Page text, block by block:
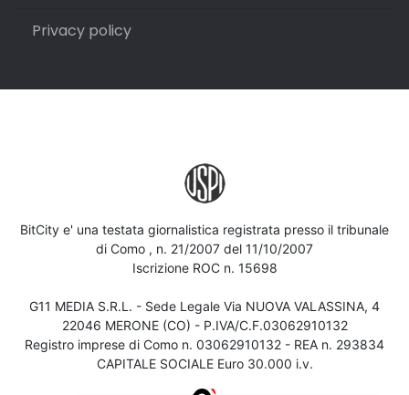
Privacy policy
BitCity e' una testata giornalistica registrata presso il tribunale
di Como , n. 21/2007 del 11/10/2007
Iscrizione ROC n. 15698
G11 MEDIA S.R.L. - Sede Legale Via NUOVA VALASSINA, 4
22046 MERONE (CO) - P.IVA/C.F.03062910132
Registro imprese di Como n. 03062910132 - REA n. 293834
CAPITALE SOCIALE Euro 30.000 i.v.